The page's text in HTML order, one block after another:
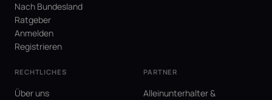
Nach Bundesland
Ratgeber
Anmelden
Registrieren
RECHTLICHES
Über uns
PARTNER
Alleinunterhalter &